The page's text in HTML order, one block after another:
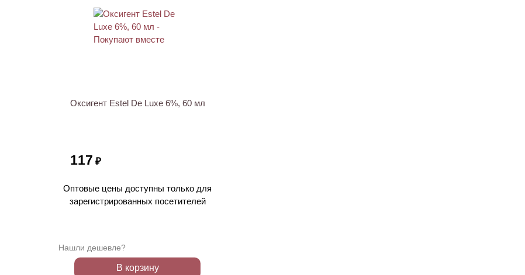
Оксигент Estel De Luxe 6%, 60 мл
117 ₽
Оптовые цены доступны только для
зарегистрированных посетителей
Нашли дешевле?
В корзину